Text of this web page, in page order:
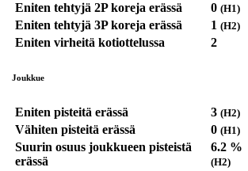
Eniten tehtyjä 2P koreja erässä
0 (H1)
Eniten tehtyjä 3P koreja erässä
1 (H2)
Eniten virheitä kotiottelussa
2
Joukkue
Eniten pisteitä erässä 3 (H2)
Vähiten pisteitä erässä
0 (H1)
Suurin osuus joukkueen pisteistä
erässä
6.2 %
(H2)